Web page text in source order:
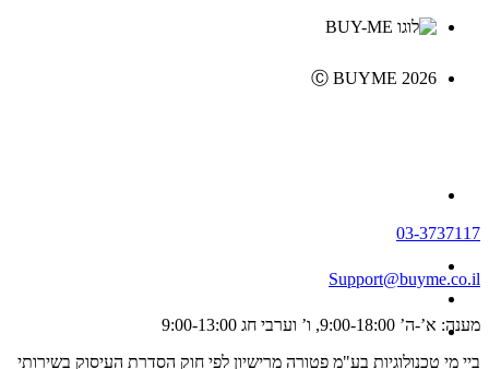
Ⓒ BUYME 2026
03-3737117
Support@buyme.co.il
מענה: א’-ה’ 9:00-18:00, ו’ וערבי חג 9:00-13:00
ביי מי טכנולוגיות בע"מ פטורה מרישיון לפי חוק הסדרת העיסוק בשירותי